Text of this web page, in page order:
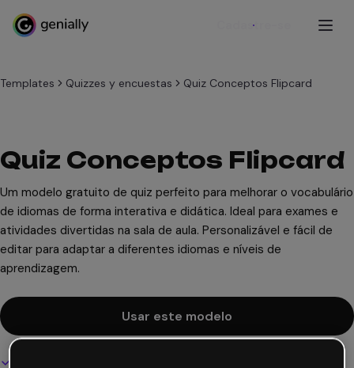
Cadastre-se
Templates Quizzes y encuestas Quiz Conceptos Flipcard
Quiz Conceptos Flipcard
Um modelo gratuito de quiz perfeito para melhorar o vocabulário
de idiomas de forma interativa e didática. Ideal para exames e
atividades divertidas na sala de aula. Personalizável e fácil de
editar para adaptar a diferentes idiomas e níveis de
aprendizagem.
Usar este modelo